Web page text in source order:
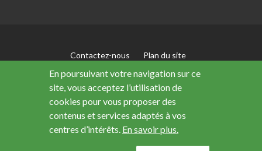
En poursuivant votre navigation sur ce
site, vous acceptez l’utilisation de
cookies pour vous proposer des
contenus et services adaptés à vos
centres d’intérêts. En savoir plus.
Contactez-nous
Plan du site
Mentions légales
Accessibilité : non conforme
Données personnelles
Ce site a été financé avec le soutien de l’Union